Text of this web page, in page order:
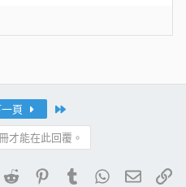
頁
才能在此回覆。
Reddit PinterestTumblrWhatsApp
電子